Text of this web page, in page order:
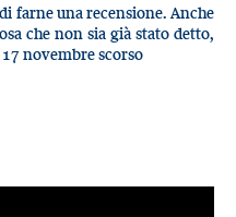
farne una recensione. Anche
che non sia già stato detto,
novembre scorso